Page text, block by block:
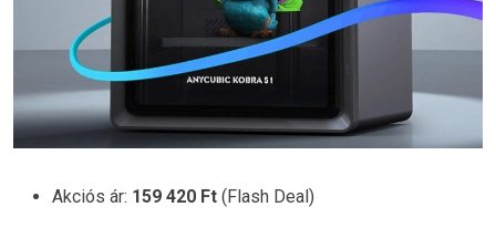
Akciós ár: 159 420 Ft (Flash Deal)